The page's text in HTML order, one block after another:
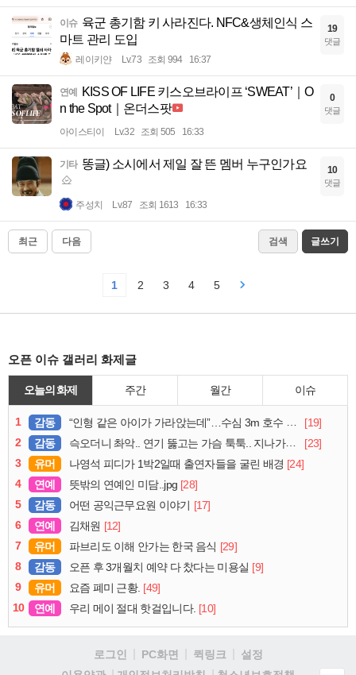
이슈 육군 총기함 키 사라진다. NFC&생체인식 스
마트 관리 도입
레이키얀 Lv.73 조회 994 16:37
19
댓글
연예
KISS OF LIFE 키스오브라이프 ‘SWEAT’｜O
n the Spot｜온더스팟
아이스티이 Lv.32 조회 505 16:33
0
댓글
기타 똥글) 소시에서 제일 잘 뜬 멤버 누구인가요
주성치 Lv.87 조회 1613 16:33
10
댓글
최근 다음 검색 글쓰기
1 2 3 4 5
오픈 이슈 갤러리 화제글
오늘의 화제 주간 월간 이슈
1 감동 “인형 같은 아이가 가라앉는데”…수심 3m 호수 뛰어든 60대 의인
[19]
2
감동 슥오더니 촤악.. 연기 뚫고는 가슴 툭툭.. 지나가던 아재의 정체
[23]
3
유머 나영석 피디가 1박2일때 출연자들을 굴린 배경 [24]
4
연예 뜻밖의 연예인 미담..jpg [28]
5
감동 어떤 공익근무요원 이야기 [17]
6
연예 김채원 [12]
7
유머 파브리도 이해 안가는 한국 음식 [29]
8
감동 오픈 후 3개월치 예약 다 찼다는 미용실 [9]
9
유머 요즘 폐미 근황. [49]
10
연예 우리 메이 절대 핫걸입니다. [10]
로그인 PC화면 퀵링크
설정